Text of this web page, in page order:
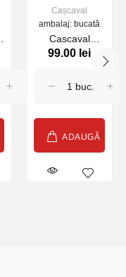
Cașcaval
ambalaj: bucată
Cascaval
Camembert
(25095)
99.00 lei
ADAUGĂ